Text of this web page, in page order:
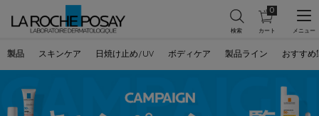
カ
ー
を
る
0
0 カート内の
製品
スキンケア 日焼け止め/UV ボディケア 製品ライン おすすめ